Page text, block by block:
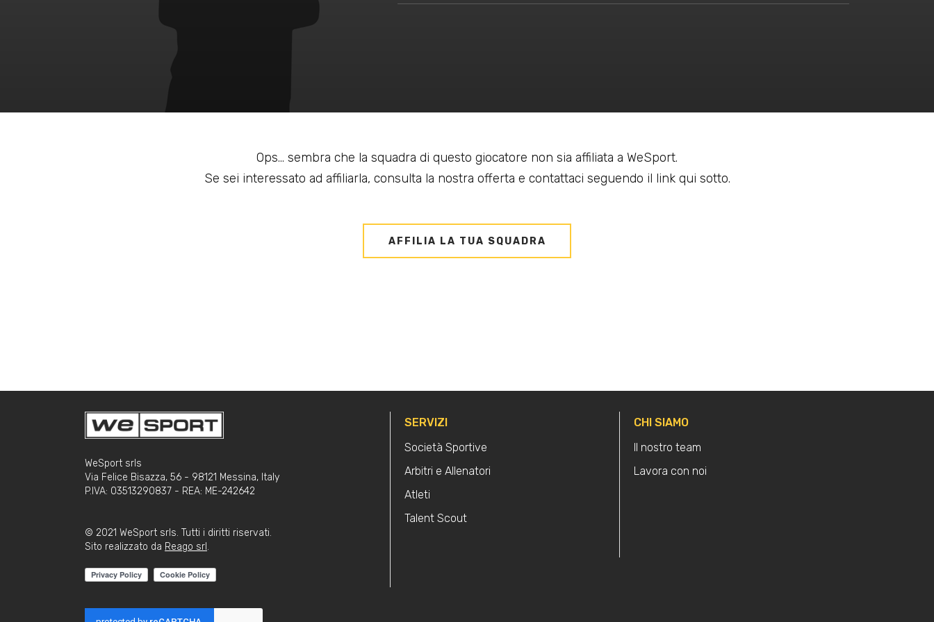
Ops... sembra che la squadra di questo giocatore non sia affiliata a WeSport.
Se sei interessato ad affiliarla, consulta la nostra offerta e contattaci seguendo il link qui sotto.
AFFILIA LA TUA SQUADRA
WeSport srls
Via Felice Bisazza, 56 - 98121 Messina, Italy
P.IVA: 03513290837 - REA: ME-242642
© 2021 WeSport srls. Tutti i diritti riservati.
Sito realizzato da Reago srl .
SERVIZI
Società Sportive
Arbitri e Allenatori
Atleti
Talent Scout
CHI SIAMO
Il nostro team
Lavora con noi